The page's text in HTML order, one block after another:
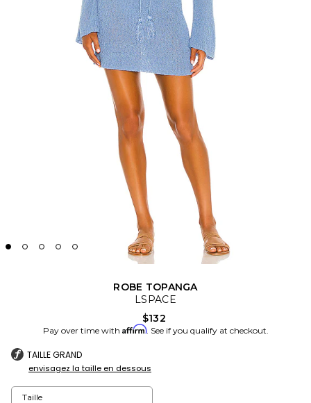
ROBE TOPANGA
LSPACE
$132
Pay over time with Affirm. See if you qualify at checkout.
TAILLE GRAND
envisagez la taille en dessous
Taille